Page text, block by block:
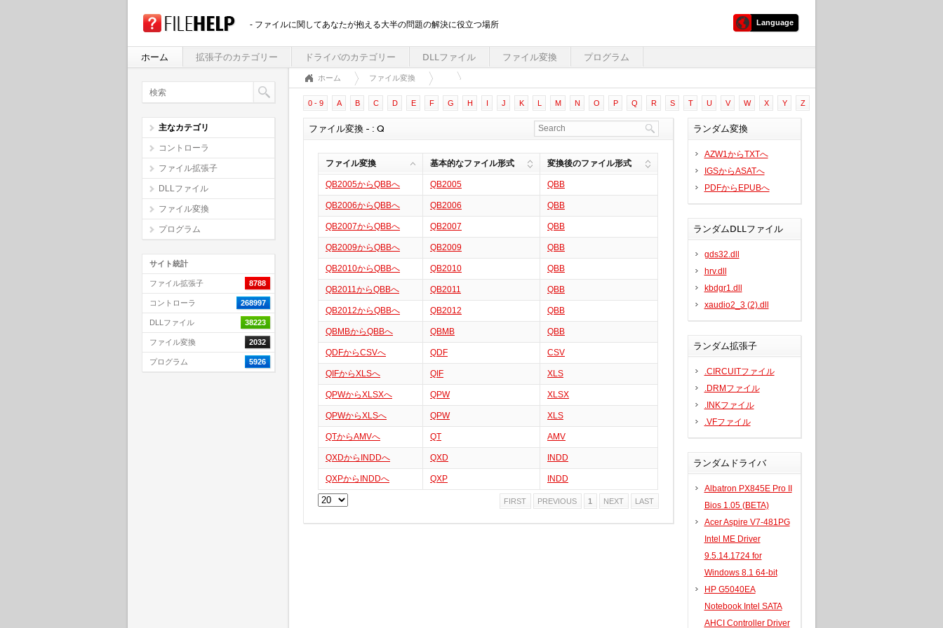
- ファイルに関してあなたが抱える大半の問題の解決に役立つ場所 Language
ホーム 拡張子のカテゴリー ドライバのカテゴリー DLLファイル ファイル変換 プログラム
主なカテゴリ
コントローラ
ファイル拡張子
DLLファイル
ファイル変換
プログラム
サイト統計
ファイル拡張子 8788
コントローラ 268997
DLLファイル 38223
ファイル変換 2032
プログラム 5926
ホーム ファイル変換
0 - 9 A B C D E F G H I J K L M N O P Q R S T U V W X Y Z
ファイル変換 - : Q
ファイル変換 基本的なファイル形式 変換後のファイル形式
QB2005からQBBへ QB2005 QBB
QB2006からQBBへ QB2006 QBB
QB2007からQBBへ QB2007 QBB
QB2009からQBBへ QB2009 QBB
QB2010からQBBへ QB2010 QBB
QB2011からQBBへ QB2011 QBB
QB2012からQBBへ QB2012 QBB
QBMBからQBBへ QBMB QBB
QDFからCSVへ QDF CSV
QIFからXLSへ QIF XLS
QPWからXLSXへ QPW XLSX
QPWからXLSへ QPW XLS
QTからAMVへ QT AMV
QXDからINDDへ QXD INDD
QXPからINDDへ QXP INDD
FIRST PREVIOUS 1 NEXT LAST
ランダム変換
AZW1からTXTへ
IGSからASATへ
PDFからEPUBへ
ランダムDLLファイル
gds32.dll
hrv.dll
kbdgr1.dll
xaudio2_3 (2).dll
ランダム拡張子
.CIRCUITファイル
.DRMファイル
.INKファイル
.VFファイル
ランダムドライバ
Albatron PX845E Pro II
Bios 1.05 (BETA)
Acer Aspire V7-481PG
Intel ME Driver
9.5.14.1724 for
Windows 8.1 64-bit
HP G5040EA
Notebook Intel SATA
AHCI Controller Driver